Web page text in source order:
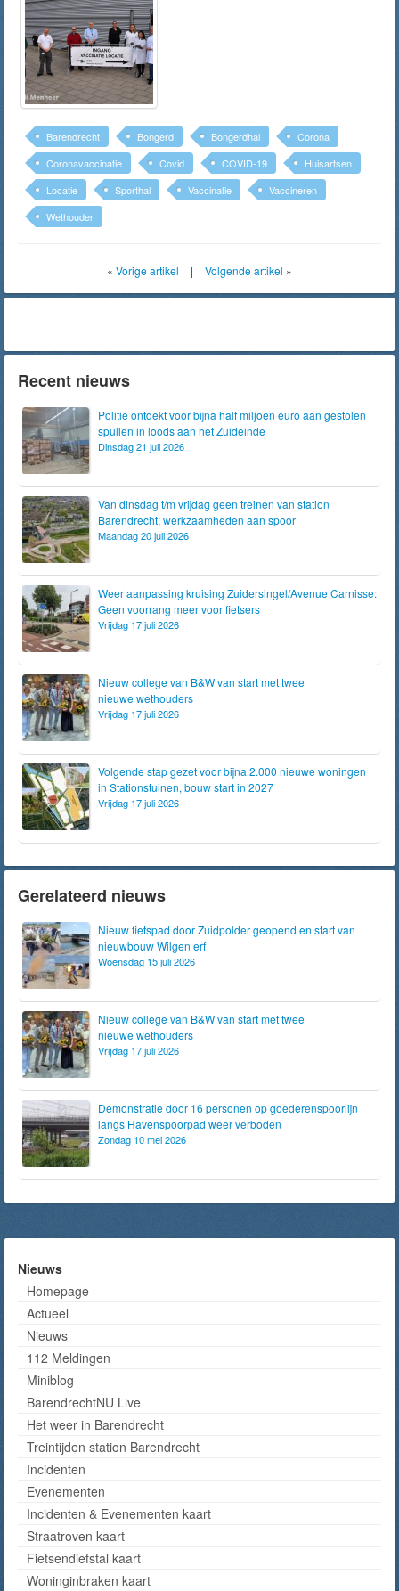
Barendrecht Bongerd Bongerdhal
Corona
Coronavaccinatie
Covid COVID-19
Huisartsen
Locatie
Sporthal Vaccinatie
Vaccineren
Wethouder
« Vorige artikel | Volgende artikel »
Recent nieuws
Politie ontdekt voor bijna half miljoen euro aan gestolen
spullen in loods aan het Zuideinde
Dinsdag 21 juli 2026
Van dinsdag t/m vrijdag geen treinen van station
Barendrecht; werkzaamheden aan spoor
Maandag 20 juli 2026
Weer aanpassing kruising Zuidersingel/Avenue Carnisse:
Geen voorrang meer voor fietsers
Vrijdag 17 juli 2026
Nieuw college van B&W van start met twee
nieuwe wethouders
Vrijdag 17 juli 2026
Volgende stap gezet voor bijna 2.000 nieuwe woningen
in Stationstuinen, bouw start in 2027
Vrijdag 17 juli 2026
Gerelateerd nieuws
Nieuw fietspad door Zuidpolder geopend en start van
nieuwbouw Wilgen erf
Woensdag 15 juli 2026
Nieuw college van B&W van start met twee
nieuwe wethouders
Vrijdag 17 juli 2026
Demonstratie door 16 personen op goederenspoorlijn
langs Havenspoorpad weer verboden
Zondag 10 mei 2026
Nieuws
Homepage
Actueel
Nieuws
112 Meldingen
Miniblog
BarendrechtNU Live
Het weer in Barendrecht
Treintijden station Barendrecht
Incidenten
Evenementen
Incidenten & Evenementen kaart
Straatroven kaart
Fietsendiefstal kaart
Woninginbraken kaart